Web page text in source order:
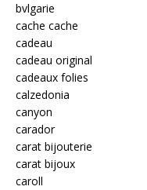
bvlgarie
cache cache
cadeau
cadeau original
cadeaux folies
calzedonia
canyon
carador
carat bijouterie
carat bijoux
caroll